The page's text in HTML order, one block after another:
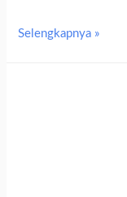
Selengkapnya »